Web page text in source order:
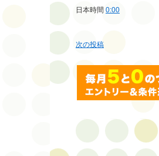
日本時間 0:00
次の投稿